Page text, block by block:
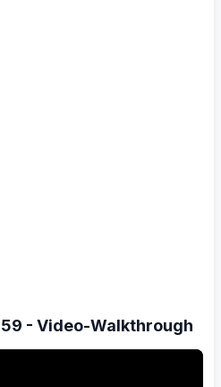
- Video-Walkthrough